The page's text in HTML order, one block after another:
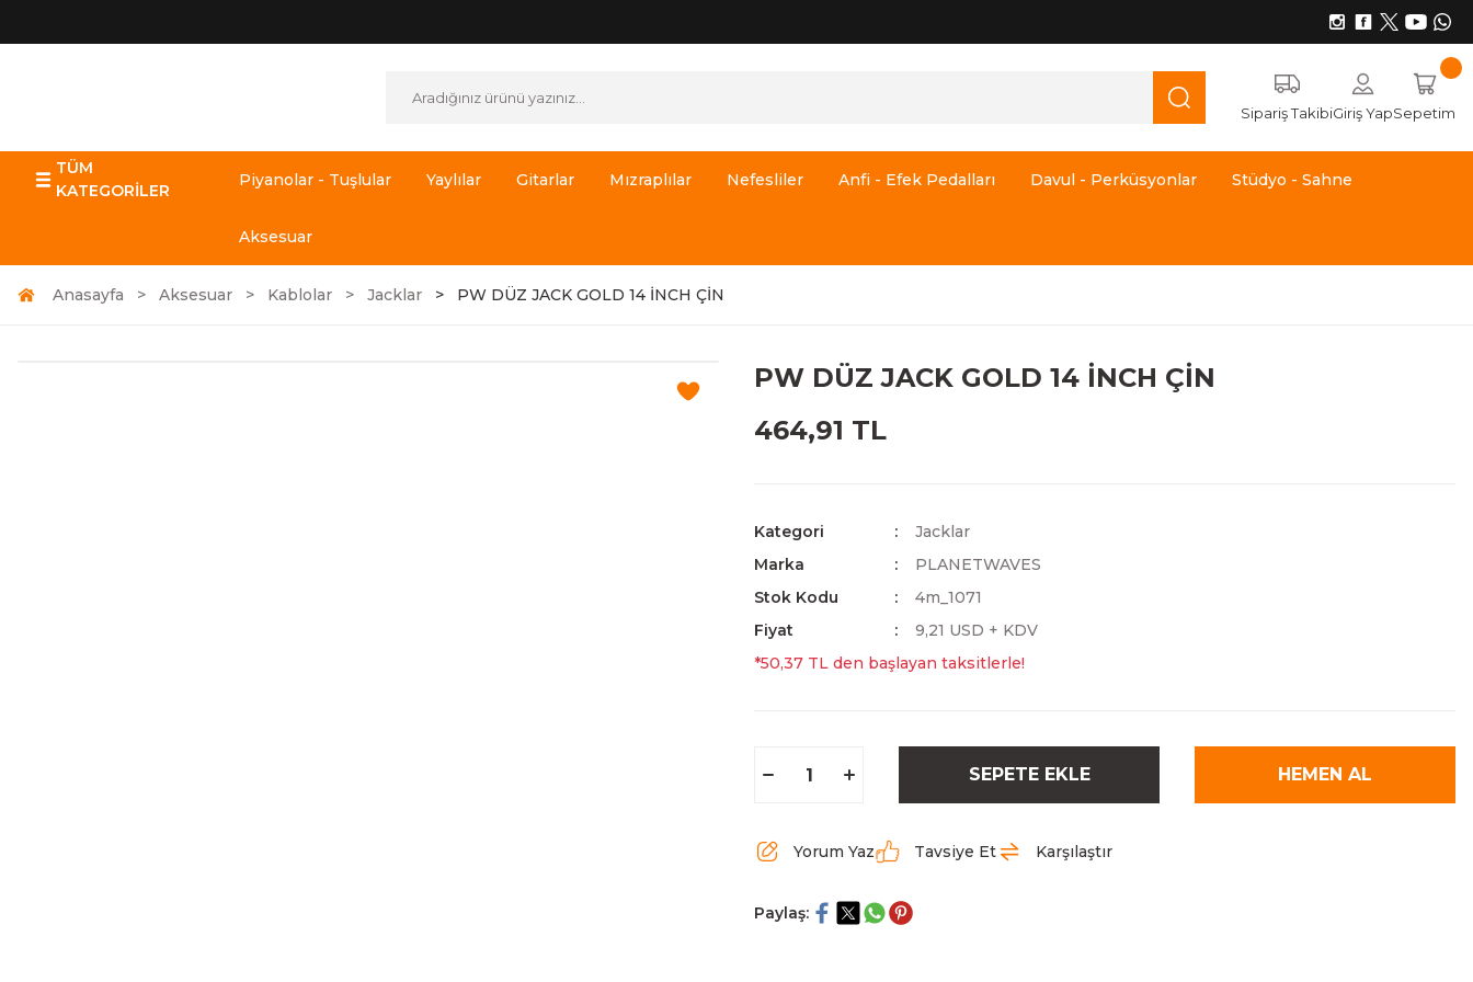
Sipariş TakibiGiriş YapSepetim
TÜM
KATEGORİLER
Piyanolar - Tuşlular Yaylılar Gitarlar Mızraplılar Nefesliler Anfi - Efek Pedalları Davul - Perküsyonlar Stüdyo - Sahne
Aksesuar
Anasayfa Aksesuar Kablolar Jacklar PW DÜZ JACK GOLD 14 İNCH ÇİN
PW DÜZ JACK GOLD 14 İNCH ÇİN
464,91 TL
Kategori
Jacklar
Marka
PLANETWAVES
Stok Kodu
4m_1071
Fiyat
9,21 USD + KDV
*50,37 TL den başlayan taksitlerle!
SEPETE EKLE HEMEN AL
Yorum Yaz Tavsiye Et Karşılaştır
Paylaş: